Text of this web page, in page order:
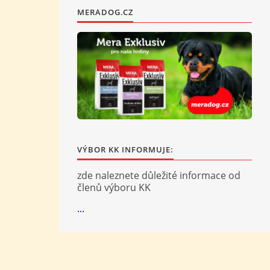
MERADOG.CZ
VÝBOR KK INFORMUJE:
zde naleznete důležité informace od
členů výboru KK
...